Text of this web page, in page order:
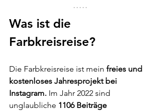
Was ist die
Farbkreisreise?
Die Farbkreisreise ist mein freies und
kostenloses Jahresprojekt bei
Instagram. Im Jahr 2022 sind
unglaubliche 1106 Beiträge